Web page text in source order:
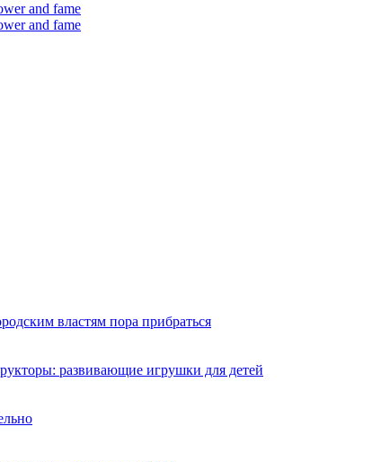
and fame
and fame
властям пора прибраться
развивающие игрушки для детей